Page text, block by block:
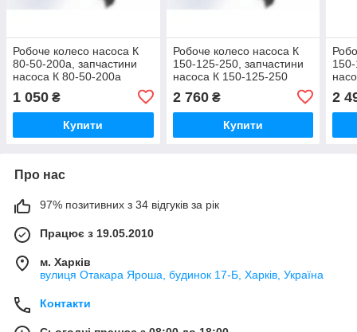
Робоче колесо насоса К
80-50-200a, запчастини
насоса К 80-50-200a
1 050 ₴
Купити
Робоче колесо насоса К
150-125-250, запчастини
насоса К 150-125-250
2 760₴
Купити
2
Про нас
97% позитивних з 34 відгуків за рік
Працює з 19.05.2010
м. Харків
вулиця Отакара Яроша, будинок 17-Б, Харків, Україна
Контакти